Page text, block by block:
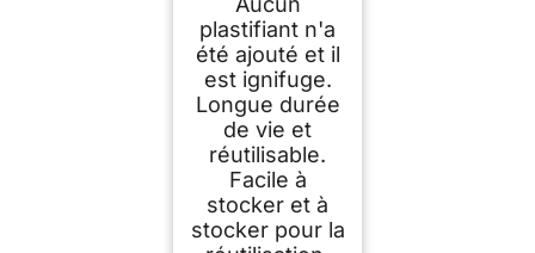
plastifiant n'a
été ajouté et il
est ignifuge.
Longue durée
de vie et
réutilisable.
Facile à
stocker et à
stocker pour la